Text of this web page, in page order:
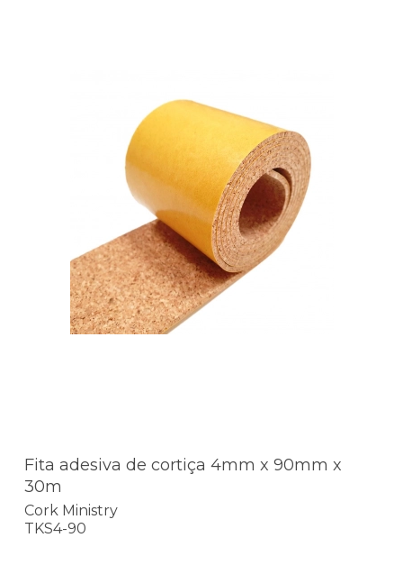
Fita adesiva de cortiça 4mm x 90mm x
30m
Cork Ministry
TKS4-90